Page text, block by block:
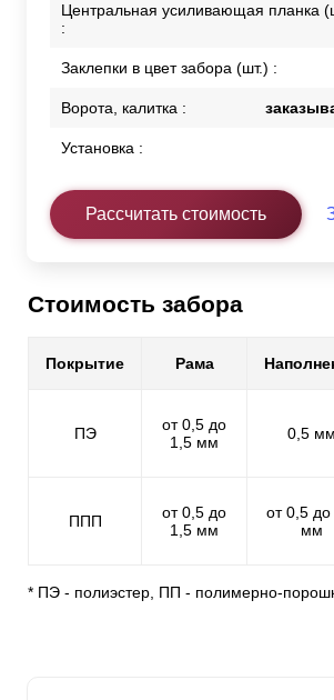
Центральная усиливающая планка
:
Заклепки в цвет забора (шт.) :
Ворота, калитка :
Установка :
Рассчитать стоимость
Стоимость забора
Покрытие Рама
ПЭ
от 0,5 до
1,5 мм
0,5 мм
ППП
от 0,5 до
1,5 мм
от 0,5 до
мм
* ПЭ - полиэстер, ПП - полимерно-